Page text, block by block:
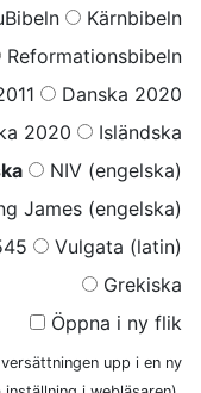
Kärnbibeln
Reformationsbibeln
Danska 2020
2020
Isländska
NIV (engelska)
James (engelska)
Vulgata (latin)
Grekiska
Öppna i ny flik
upp i en ny